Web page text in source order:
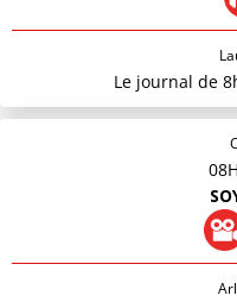
Le journal de